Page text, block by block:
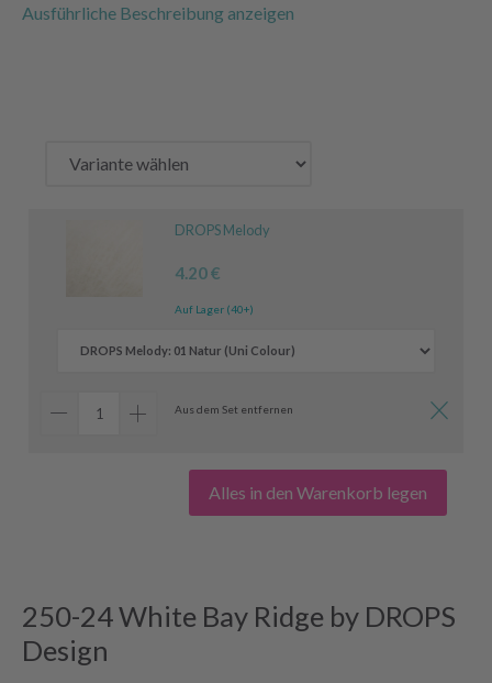
Ausführliche Beschreibung anzeigen
DROPS Melody
4.20 €
Auf Lager (40+)
Aus dem Set entfernen
Alles in den Warenkorb legen
250-24 White Bay Ridge by DROPS
Design